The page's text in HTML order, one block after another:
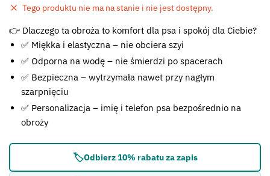
Tego produktu nie ma na stanie i nie jest dostępny.
Błąd:Brak formularza kontaktowego.
👉 Dlaczego ta obroża to komfort dla psa i spokój dla Ciebie?
✅ Miękka i elastyczna – nie obciera szyi
✅ Odporna na wodę – nie śmierdzi po spacerach
✅ Bezpieczna – wytrzymała nawet przy nagłym
szarpnięciu
✅ Personalizacja – imię i telefon psa bezpośrednio na
obroży
🏷️Odbierz 10% rabatu za zapis